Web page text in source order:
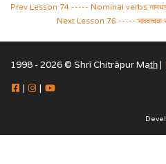
Prev Lesson 74 ----- Nominal verbs
Next Lesson 76 ----- भाववाचक
1998 - 2026 © Shrī Chitrāpur Mat̲h̲ |
| |